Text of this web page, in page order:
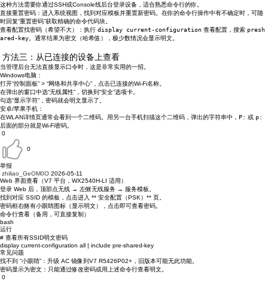
这种方法需要你通过SSH或Console线后台登录设备，适合熟悉命令行的你。
直接重置密码 ：进入系统视图，找到对应模板并重置新密码。在你的命令行操作中有不确定时，可随
时回复“重置密码”获取精确的命令代码块。
查看配置找密码（希望不大）
：执行 display current-configuration 查看配置，搜索 presh
ared-key 。通常结果为密文（哈希值），极少数情况会显示明文。
方法三：从已连接的设备上查看
当管理后台无法直接显示口令时，这是非常实用的一招。
Windows电脑 ：
打开“控制面板” > “网络和共享中心”，点击已连接的Wi-Fi名称。
在弹出的窗口中选“无线属性”，切换到“安全”选项卡。
勾选“显示字符”，密码就会明文显示了。
安卓/苹果手机 ：
在WLAN详情页通常会看到一个二维码 。用另一台手机扫描这个二维码，弹出的字符串中， P: 或 p:
后面的部分就是Wi-Fi密码。
0
0
举报
zhiliao_GeOM0O 2026-05-11
Web 界面查看（V7 平台，WX2540H-LI 适用）
登录 Web 后，顶部点无线 → 左侧无线服务 → 服务模板。
找到对应 SSID 的模板，点击进入 ** 安全配置（PSK）** 页。
密码框右侧有小眼睛图标（显示明文），点击即可查看密码。
命令行查看（备用，可直接复制）
bash
运行
# 查看所有SSID明文密码
display current-configuration all | include pre-shared-key
常见问题
找不到 “小眼睛”：升级 AC 镜像到V7 R5426P02+，旧版本可能无此功能。
密码显示为密文：只能通过修改密码或用上述命令行查看明文。
0